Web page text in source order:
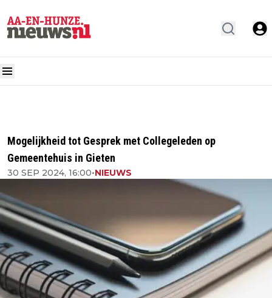
Mogelijkheid tot Gesprek met Collegeleden op
Gemeentehuis in Gieten
30 SEP 2024, 16:00•NIEUWS